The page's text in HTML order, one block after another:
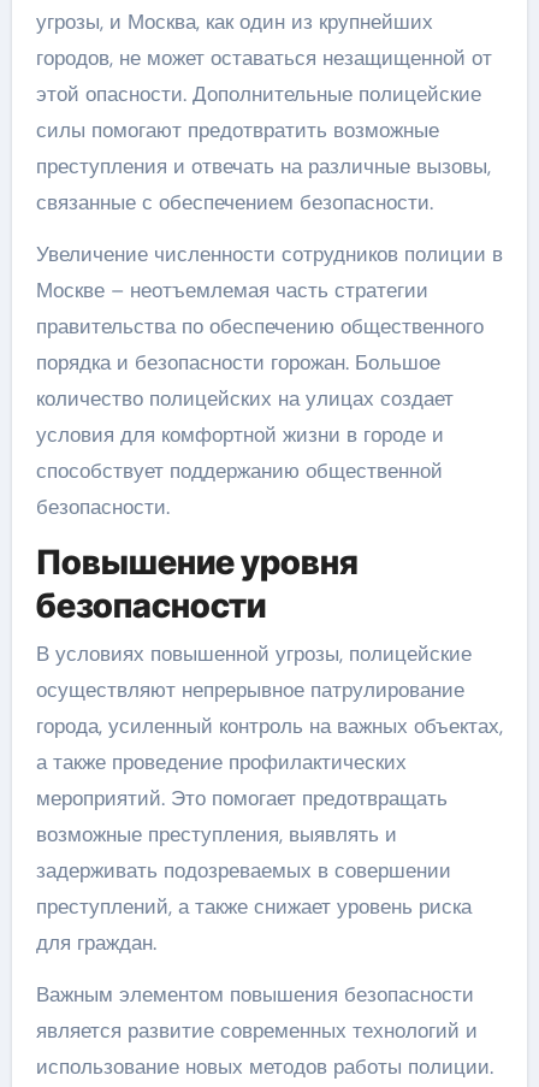
угрозы, и Москва, как один из крупнейших
городов, не может оставаться незащищенной от
этой опасности. Дополнительные полицейские
силы помогают предотвратить возможные
преступления и отвечать на различные вызовы,
связанные с обеспечением безопасности.
Увеличение численности сотрудников полиции в
Москве – неотъемлемая часть стратегии
правительства по обеспечению общественного
порядка и безопасности горожан. Большое
количество полицейских на улицах создает
условия для комфортной жизни в городе и
способствует поддержанию общественной
безопасности.
Повышение уровня
безопасности
В условиях повышенной угрозы, полицейские
осуществляют непрерывное патрулирование
города, усиленный контроль на важных объектах,
а также проведение профилактических
мероприятий. Это помогает предотвращать
возможные преступления, выявлять и
задерживать подозреваемых в совершении
преступлений, а также снижает уровень риска
для граждан.
Важным элементом повышения безопасности
является развитие современных технологий и
использование новых методов работы полиции.